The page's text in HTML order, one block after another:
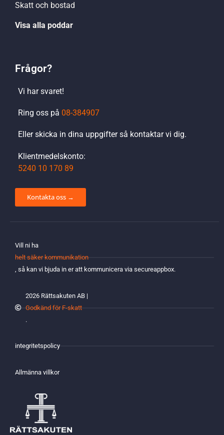
Skatt och bostad
Visa alla poddar
Frågor?
Vi har svaret!
Ring oss på 08-384907
Eller skicka in dina uppgifter så kontaktar vi dig.
Klientmedelskonto:
5240 10 170 89
Kontakta oss →
Vill ni ha
helt säker kommunikation
, så kan vi bjuda in er att kommunicera via secureappbox.
2026 Rättsakuten AB |
Godkänd för F-skatt
.
integritetspolicy
Allmänna villkor